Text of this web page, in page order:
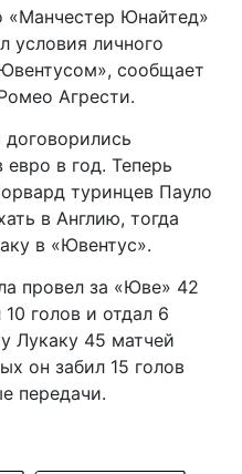
«Манчестер Юнайтед»
условия личного
сообщает
Агрести.
в год. Теперь
туринцев Пауло
в Англию, тогда
в «Ювентус».
провел за «Юве» 42
голов и отдал 6
Лукаку 45 матчей
он забил 15 голов
передачи.